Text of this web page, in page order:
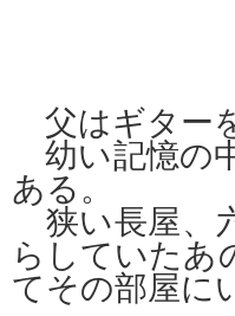
父はギター
幼い記憶の
ある。
狭い長屋、
らしていたあ
てその部屋に